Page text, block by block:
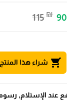
115₪ 90
shopping_cart شراء هذا المنتج